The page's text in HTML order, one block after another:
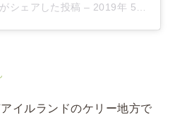
シェアした投稿 – 2019年 5月月29日午前10時14分PDT
イルランドのケリー地方で